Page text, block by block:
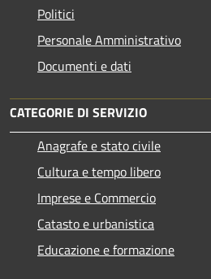
Politici
Personale Amministrativo
Documenti e dati
CATEGORIE DI SERVIZIO
Anagrafe e stato civile
Cultura e tempo libero
Imprese e Commercio
Catasto e urbanistica
Educazione e formazione